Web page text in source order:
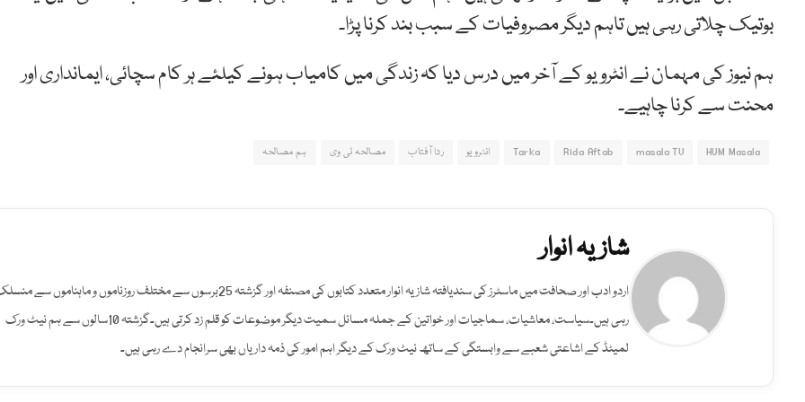
بوتیک چلاتی رہی ہیں تاہم دیگر مصروفیات کے سبب بند کرنا پڑا۔
ہم نیوز کی مہمان نے انٹرویو کے آخر میں درس دیا کہ زندگی میں کامیاب ہونے کیلئے ہر کام سچائی، ایمانداری اور
محنت سے کرنا چاہیے۔
HUM Masala
masala TV
Rida Aftab
Tarka انٹرویو ردا آفتاب مصالحہ ٹی وی ہم مصالحہ
شازیہ انوار
اردو ادب اور صحافت میں ماسٹرز کی سندیافتہ شازیہ انوار متعدد کتابوں کی مصنفہ اور گزشتہ 25برسوں سے مختلف روزناموں و ماہناموں سے
رہی ہیں۔سیاست، معاشیات، سماجیات اور خواتین کے جملہ مسائل سمیت دیگر موضوعات کو قلم زد کرتی ہیں۔گزشتہ 10سالوں سے ہم نیٹ ورک
لمیٹڈ کے اشاعتی شعبے سے وابستگی کے ساتھ نیٹ ورک کے دیگر اہم امور کی ذمہ داریاں بھی سرانجام دے رہی ہیں۔